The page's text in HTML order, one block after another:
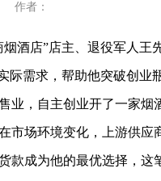
作者：
店”店主、退役军人王
际需求，帮助他突破创业
，自主创业开了一家烟
市场环境变化，上游供
款成为他的最优选择，这